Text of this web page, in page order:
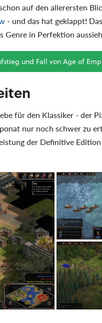
auf den allerersten
- und das hat geklappt!
Genre in Perfektion
und Fall von Age of
für den Klassiker - der
nur noch schwer zu
der Definitive